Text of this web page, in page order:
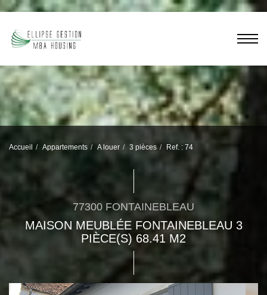
Accueil Appartements A louer 3 pièces Ref. : 74
77300 FONTAINEBLEAU
MAISON MEUBLÉE FONTAINEBLEAU 3
PIÈCE(S) 68.41 M2